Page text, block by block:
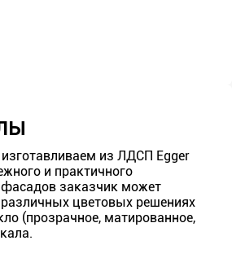
из ЛДСП Egger
и практичного
заказчик может
цветовых решениях
(прозрачное, матированное,